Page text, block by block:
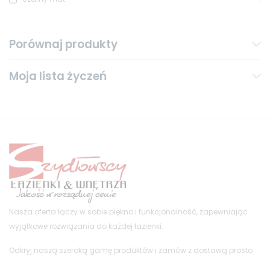
Porównaj produkty
Moja lista życzeń
Nasza oferta łączy w sobie piękno i funkcjonalność, zapewniając
wyjątkowe rozwiązania do każdej łazienki.
Odkryj naszą szeroką gamę produktów i zamów z dostawą prosto